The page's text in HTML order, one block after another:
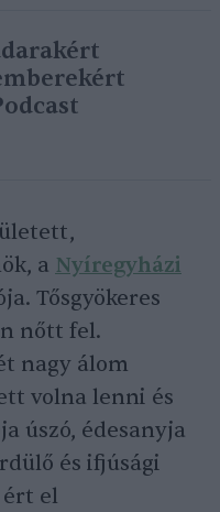
a Nyíregyházi
Tősgyökeres
nőtt fel.
nagy álom
volna lenni és
úszó, édesanyja
és ifjúsági
el